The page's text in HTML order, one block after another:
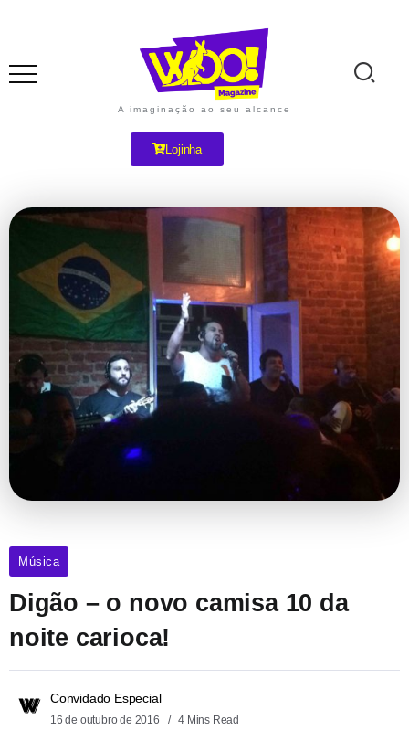
A imaginação ao seu alcance
Lojinha
Música
Digão – o novo camisa 10 da
noite carioca!
Convidado Especial
16 de outubro de 2016 4 Mins Read